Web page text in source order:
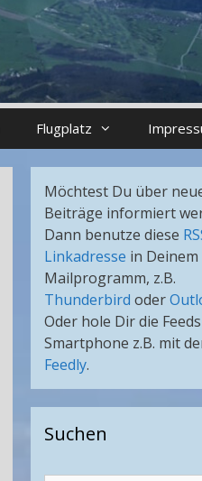
Flugplatz
Möchtest Du über
Beiträge informiert
Dann benutze diese
Linkadresse in Deinem
Mailprogramm, z.B.
Thunderbird oder
Oder hole Dir die
Smartphone z.B. mit
Feedly.
Suchen